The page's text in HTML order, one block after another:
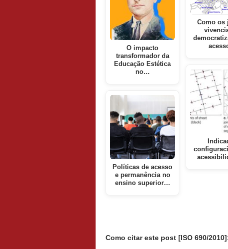
O impacto
transformador da
Educação Estética
no…
Políticas de acesso
e permanência no
ensino superior…
Como os
Como citar este post [ISO 690/